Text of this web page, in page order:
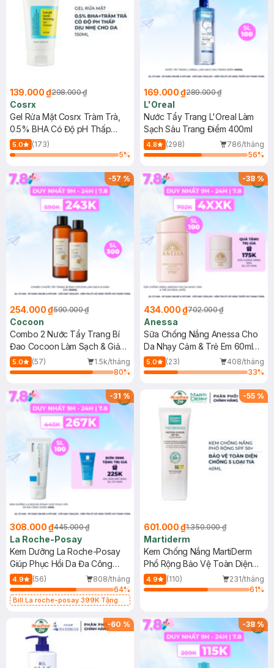
139.000 ₫298.000 ₫
Cosrx
Gel Rửa Mặt Cosrx Tràm Trà,
0.5% BHA Có Độ pH Thấp
150ml
5.0
(173)
5%
169.000 ₫289.000 ₫
L'Oreal
Nước Tẩy Trang L'Oreal Làm
Sạch Sâu Trang Điểm 400ml
4.8 (298)
786/tháng
56%
-57%
254.000 ₫590.000 ₫
Cocoon
Combo 2 Nước Tẩy Trang Bí
Đao Cocoon Làm Sạch & Giảm
Dầu 500ml
5.0 (57)
1.5k/tháng
80%
-38%
434.000 ₫702.000 ₫
Anessa
Sữa Chống Nắng Anessa Cho
Da Nhạy Cảm & Trẻ Em 60ml
(Mới)
5.0 (23)
408/tháng
33%
-31%
308.000 ₫445.000 ₫
La Roche-Posay
Kem Dưỡng La Roche-Posay
Giúp Phục Hồi Da Đa Công
Dụng 40ml
4.9 (56)
808/tháng
64%
Bill La roche-posay 399K Tặng
(SL có hạn)
-55 %
601.000 ₫1.350.000 ₫
Martiderm
Kem Chống Nắng MartiDerm
Phổ Rộng Bảo Vệ Toàn Diện
40ml
4.9 (110)
231/tháng
61%
-60 % -38%